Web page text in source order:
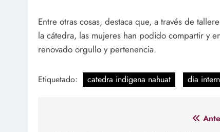
Entre otras cosas, destaca que, a través de
la cátedra, las mujeres han podido compartir y
renovado orgullo y pertenencia.
Etiquetado: catedra indigena nahuat dia